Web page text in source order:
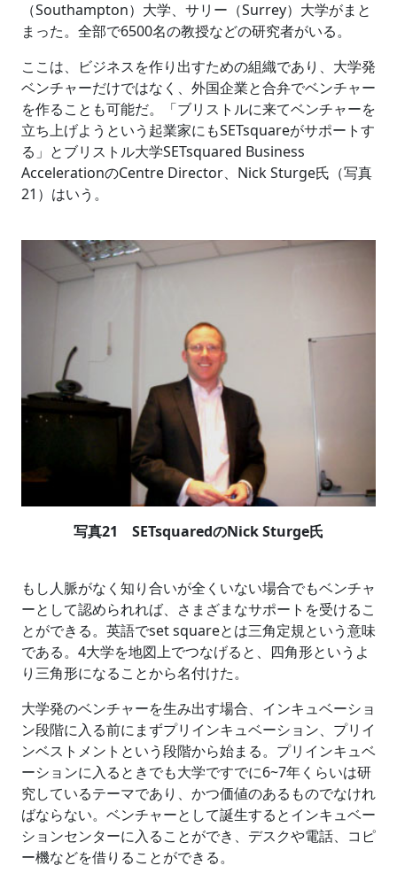
（Southampton）大学、サリー（Surrey）大学がまと
まった。全部で6500名の教授などの研究者がいる。
ここは、ビジネスを作り出すための組織であり、大学発
ベンチャーだけではなく、外国企業と合弁でベンチャー
を作ることも可能だ。「ブリストルに来てベンチャーを
立ち上げようという起業家にもSETsquareがサポートす
る」とブリストル大学SETsquared Business
AccelerationのCentre Director、Nick Sturge氏（写真
21）はいう。
写真21 SETsquaredのNick Sturge氏
もし人脈がなく知り合いが全くいない場合でもベンチャ
ーとして認められれば、さまざまなサポートを受けるこ
とができる。英語でset squareとは三角定規という意味
である。4大学を地図上でつなげると、四角形というよ
り三角形になることから名付けた。
大学発のベンチャーを生み出す場合、インキュベーショ
ン段階に入る前にまずプリインキュベーション、プリイ
ンベストメントという段階から始まる。プリインキュベ
ーションに入るときでも大学ですでに6~7年くらいは研
究しているテーマであり、かつ価値のあるものでなけれ
ばならない。ベンチャーとして誕生するとインキュベー
ションセンターに入ることができ、デスクや電話、コピ
ー機などを借りることができる。